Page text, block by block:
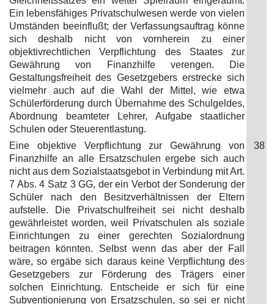
Ein lebensfähiges Privatschulwesen werde von vielen
Umständen beeinflußt; der Verfassungsauftrag könne
sich deshalb nicht von vornherein zu einer
objektivrechtlichen Verpflichtung des Staates zur
Gewährung von Finanzhilfe verengen. Die
Gestaltungsfreiheit des Gesetzgebers erstrecke sich
vielmehr auch auf die Wahl der Mittel, wie etwa
Schülerförderung durch Übernahme des Schulgeldes,
Abordnung beamteter Lehrer, Aufgabe staatlicher
Schulen oder Steuerentlastung.
Eine objektive Verpflichtung zur Gewährung von
Finanzhilfe an alle Ersatzschulen ergebe sich auch
nicht aus dem Sozialstaatsgebot in Verbindung mit Art.
7 Abs. 4 Satz 3 GG, der ein Verbot der Sonderung der
Schüler nach den Besitzverhältnissen der Eltern
aufstelle. Die Privatschulfreiheit sei nicht deshalb
gewährleistet worden, weil Privatschulen als soziale
Einrichtungen zu einer gerechten Sozialordnung
beitragen könnten. Selbst wenn das aber der Fall
wäre, so ergäbe sich daraus keine Verpflichtung des
Gesetzgebers zur Förderung des Trägers einer
solchen Einrichtung. Entscheide er sich für eine
Subventionierung von Ersatzschulen, so sei er nicht
38